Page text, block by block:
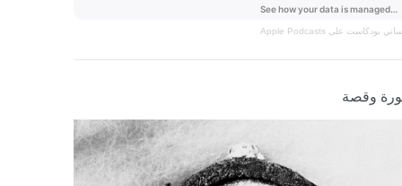
بودكاست على Apple Podcasts
وقصة